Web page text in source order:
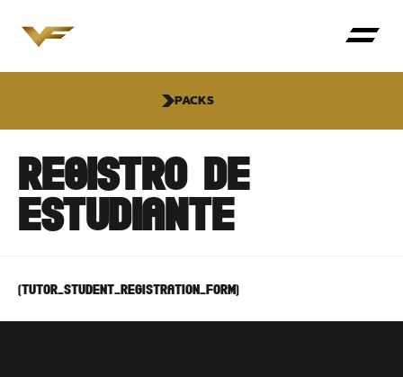
PACKS
REGISTRO DE
ESTUDIANTE
[tutor_student_registration_form]